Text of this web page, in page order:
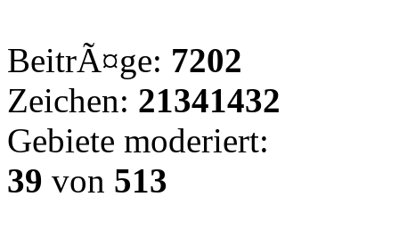
BeitrÃ¤ge: 7202
Zeichen: 21341432
Gebiete moderiert:
39 von 513